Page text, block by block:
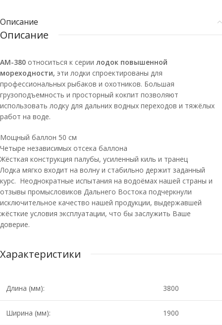
Описание
Описание
АМ-380 относиться к серии лодок повышенной
мореходности, эти лодки спроектированы для
профессиональных рыбаков и охотников. Большая
грузоподъемность и просторный кокпит позволяют
использовать лодку для дальних водных переходов и тяжёлых
работ на воде.
Мощный баллон 50 см
Четыре независимых отсека баллона
Жёсткая конструкция палубы, усиленный киль и транец
Лодка мягко входит на волну и стабильно держит заданный
курс. Неоднократные испытания на водоёмах нашей страны и
отзывы промысловиков Дальнего Востока подчеркнули
исключительное качество нашей продукции, выдержавшей
жёсткие условия эксплуатации, что бы заслужить Ваше
доверие.
Характеристики
Длина (мм): 3800
Ширина (мм): 1900